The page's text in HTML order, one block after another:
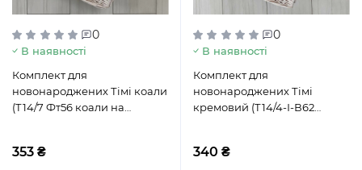
0
В наявності
Комплект для
новонароджених Тімі коали
(Т14/7 Фт56 коали на
353 ₴
0
В наявності
Комплект для
новонароджених Тімі
кремовий (Т14/4-І-В62
340 ₴